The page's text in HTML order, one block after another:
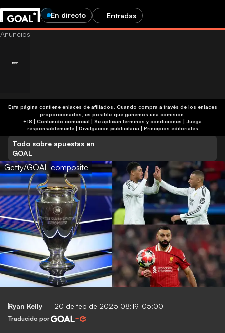
En directo Entradas
Esta página contiene enlaces de afiliados. Cuando compra a través de los enlaces
proporcionados, es posible que ganemos una comisión.
+18 | Contenido comercial | Se aplican términos y condiciones | Juega
responsablemente| Divulgación publicitaria | Principios editoriales
Todo sobre apuestas en
GOAL
Getty/GOAL composite
Ryan Kelly 20 de feb de 2025 08:19-05:00
Traducido por